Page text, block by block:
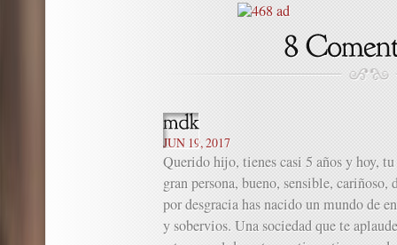
JUN 19, 2017
Querido hijo, tienes casi 5 años y hoy,
gran persona, bueno, sensible,
por desgracia has nacido un mundo de
y sobervios. Una sociedad que te